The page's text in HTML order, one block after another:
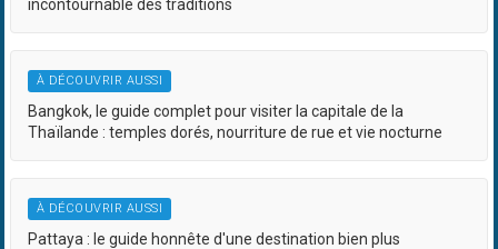
incontournable des traditions
À DÉCOUVRIR AUSSI
Bangkok, le guide complet pour visiter la capitale de la
Thaïlande : temples dorés, nourriture de rue et vie nocturne
À DÉCOUVRIR AUSSI
Pattaya : le guide honnête d'une destination bien plus